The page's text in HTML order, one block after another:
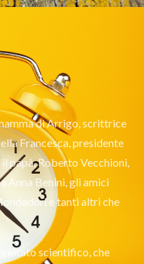
di Arrigo, scrittrice
Francesca, presidente
papà, Roberto Vecchioni,
Anna Benini, gli amici
e tanti altri che
scientifico, che